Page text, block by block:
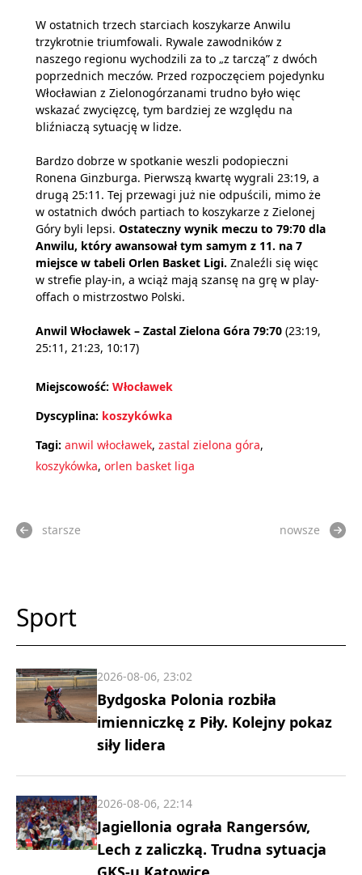
W ostatnich trzech starciach koszykarze Anwilu
trzykrotnie triumfowali. Rywale zawodników z
naszego regionu wychodzili za to „z tarczą” z dwóch
poprzednich meczów. Przed rozpoczęciem pojedynku
Włocławian z Zielonogórzanami trudno było więc
wskazać zwycięzcę, tym bardziej ze względu na
bliźniaczą sytuację w lidze.
Bardzo dobrze w spotkanie weszli podopieczni
Ronena Ginzburga. Pierwszą kwartę wygrali 23:19, a
drugą 25:11. Tej przewagi już nie odpuścili, mimo że
w ostatnich dwóch partiach to koszykarze z Zielonej
Góry byli lepsi. Ostateczny wynik meczu to 79:70 dla
Anwilu, który awansował tym samym z 11. na 7
miejsce w tabeli Orlen Basket Ligi. Znaleźli się więc
w strefie play-in, a wciąż mają szansę na grę w play-
offach o mistrzostwo Polski.
Anwil Włocławek – Zastal Zielona Góra 79:70 (23:19,
25:11, 21:23, 10:17)
Miejscowość: Włocławek
Dyscyplina: koszykówka
Tagi: anwil włocławek, zastal zielona góra,
koszykówka, orlen basket liga
starsze nowsze
Sport
Bydgoska Polonia rozbiła
imienniczkę z Piły. Kolejny pokaz
siły lidera
2026-08-06, 23:02
Jagiellonia ograła Rangersów,
Lech z zaliczką. Trudna sytuacja
2026-08-06, 22:14